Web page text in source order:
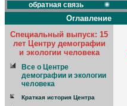
обратная связь
Оглавление
Специальный выпуск: 15
лет Центру демографии
и экологии человека
Все о Центре
демографии и экологии
человека
Краткая история Центра